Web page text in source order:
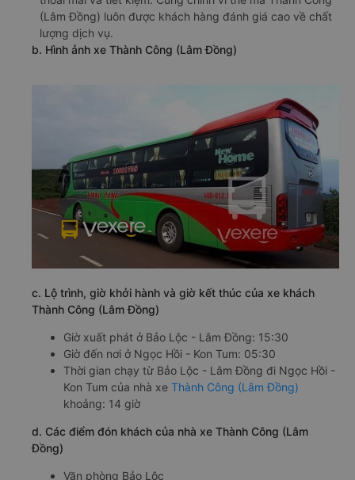
(Lâm Đồng) luôn được khách hàng đánh giá cao về chất
lượng dịch vụ.
b. Hình ảnh xe Thành Công (Lâm Đồng)
c. Lộ trình, giờ khởi hành và giờ kết thúc của xe khách
Thành Công (Lâm Đồng)
Giờ xuất phát ở Bảo Lộc - Lâm Đồng: 15:30
Giờ đến nơi ở Ngọc Hồi - Kon Tum: 05:30
Thời gian chạy từ Bảo Lộc - Lâm Đồng đi Ngọc Hồi -
Kon Tum của nhà xe Thành Công (Lâm Đồng)
khoảng: 14 giờ
d. Các điểm đón khách của nhà xe Thành Công (Lâm
Đồng)
Văn phòng Bảo Lộc